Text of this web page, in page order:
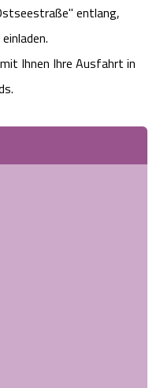
entlang,
Ihnen Ihre Ausfahrt in